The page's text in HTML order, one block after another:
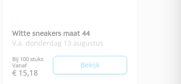
Witte sneakers maat 44
V.a. donderdag 13 augustus
Bij 100 stuks
Vanaf
€ 15,18
Bekijk